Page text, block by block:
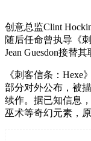
创意总监Clint
随后任命曾执导《
Jean Guesdon接替其
《刺客信条：Hexe
部分对外公布，被
续作。据已知信息
巫术等奇幻元素，